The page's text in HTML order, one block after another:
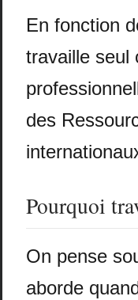
En fonction
travaille seul
des
Pourquoi
On pense
aborde